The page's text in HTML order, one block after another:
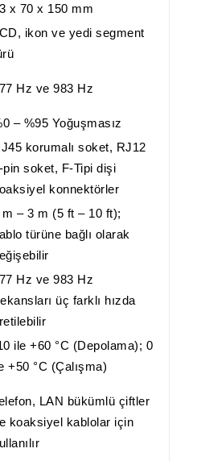
x 70 x 150 mm
ikon ve yedi segment
Hz ve 983 Hz
– %95 Yoğuşmasız
korumalı soket, RJ12
pin soket, F-Tipi dişi
konnektörler
m – 3 m (5 ft – 10 ft);
türüne bağlı olarak
Hz ve 983 Hz
üç farklı hızda
ile +60 °C (Depolama); 0
+50 °C (Çalışma)
LAN bükümlü çiftler
koaksiyel kablolar için